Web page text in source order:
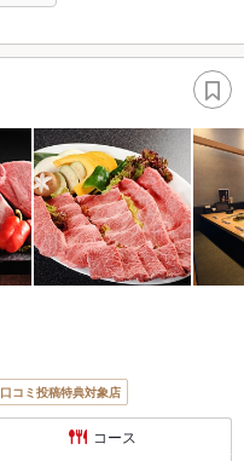
口コミ投稿特典対象店
コース